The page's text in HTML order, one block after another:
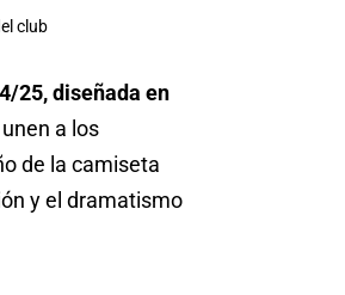
club
25, diseñada en
a los
de la camiseta
y el dramatismo